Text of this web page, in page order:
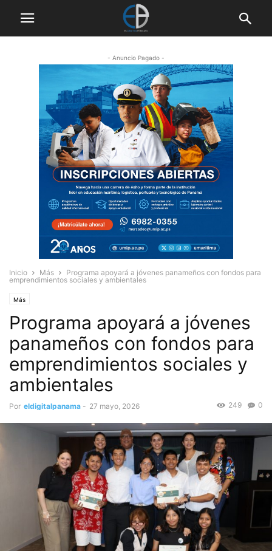
- Anuncio Pagado -
Inicio Más
Programa apoyará a jóvenes panameños con fondos para
emprendimientos sociales y ambientales
Más
Programa apoyará a jóvenes
panameños con fondos para
emprendimientos sociales y
ambientales
Por eldigitalpanama - 27 mayo, 2026 0
249